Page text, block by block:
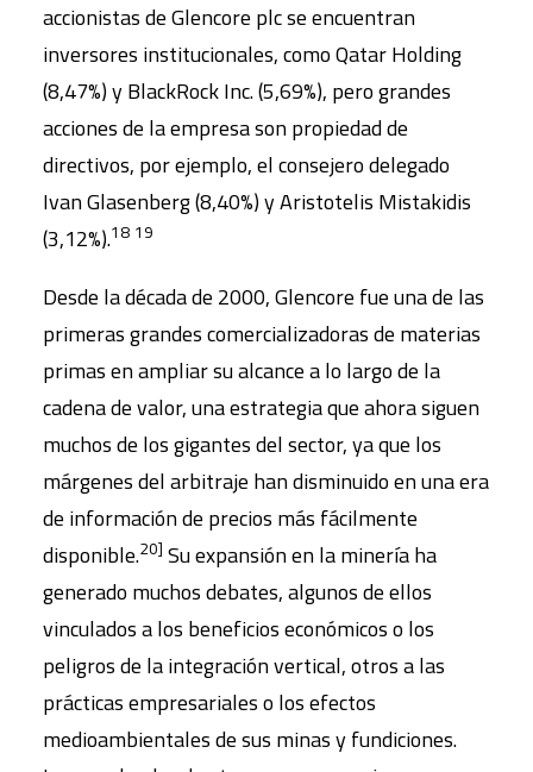
accionistas de Glencore plc se encuentran
inversores institucionales, como Qatar Holding
(8,47%) y BlackRock Inc. (5,69%), pero grandes
acciones de la empresa son propiedad de
directivos, por ejemplo, el consejero delegado
Ivan Glasenberg (8,40%) y Aristotelis Mistakidis
(3,12%).18 19
Desde la década de 2000, Glencore fue una de las
primeras grandes comercializadoras de materias
primas en ampliar su alcance a lo largo de la
cadena de valor, una estrategia que ahora siguen
muchos de los gigantes del sector, ya que los
márgenes del arbitraje han disminuido en una era
de información de precios más fácilmente
disponible.20] Su expansión en la minería ha
generado muchos debates, algunos de ellos
vinculados a los beneficios económicos o los
peligros de la integración vertical, otros a las
prácticas empresariales o los efectos
medioambientales de sus minas y fundiciones.